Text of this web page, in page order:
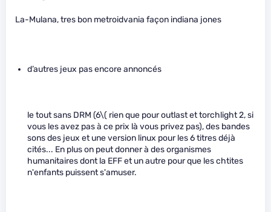
La-Mulana, tres bon metroidvania façon indiana jones
d’autres jeux pas encore annoncés
le tout sans DRM (6\( rien que pour outlast et torchlight 2, si
vous les avez pas à ce prix là vous privez pas), des bandes
sons des jeux et une version linux pour les 6 titres déjà
cités... En plus on peut donner à des organismes
humanitaires dont la EFF et un autre pour que les chtites
n'enfants puissent s'amuser.